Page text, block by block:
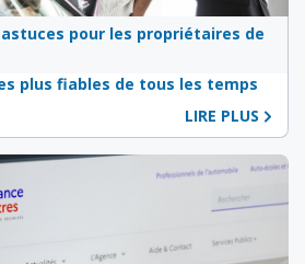
pour les propriétaires de
plus fiables de tous les temps
LIRE PLUS